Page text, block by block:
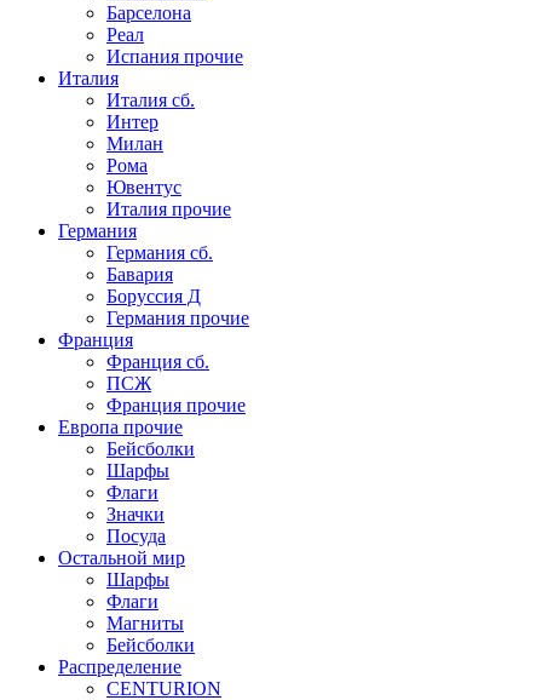
Барселона
Реал
Испания прочие
Италия
Италия сб.
Интер
Милан
Рома
Ювентус
Италия прочие
Германия
Германия сб.
Бавария
Боруссия Д
Германия прочие
Франция
Франция сб.
ПСЖ
Франция прочие
Европа прочие
Бейсболки
Шарфы
Флаги
Значки
Посуда
Остальной мир
Шарфы
Флаги
Магниты
Бейсболки
Распределение
CENTURION